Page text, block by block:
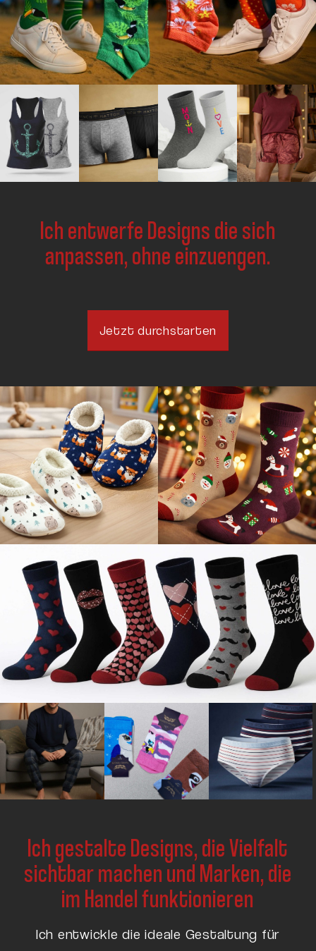
Ich entwerfe Designs die sich
anpassen, ohne einzuengen.
Jetzt durchstarten
Ich gestalte Designs, die Vielfalt
sichtbar machen und Marken, die
im Handel funktionieren
Ich entwickle die ideale Gestaltung für